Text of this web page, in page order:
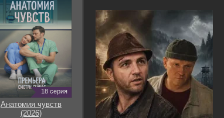
18 серия
Анатомия чувств
(2026)